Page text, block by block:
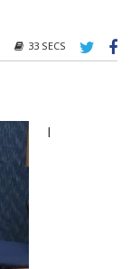
33 SECS
l